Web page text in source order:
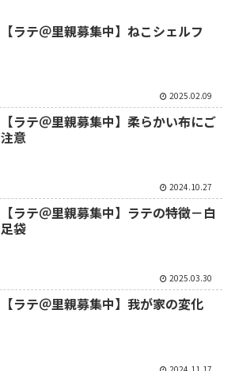
【ラテ＠里親募集中】ねこシェルフ
2025.02.09
【ラテ＠里親募集中】柔らかい布にご
注意
2024.10.27
【ラテ＠里親募集中】ラテの特徴－白
足袋
2025.03.30
【ラテ＠里親募集中】我が家の変化